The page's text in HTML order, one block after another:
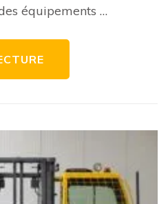
équipements …